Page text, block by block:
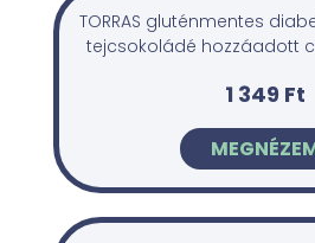
TORRAS gluténmentes
tejcsokoládé hozzáadott
1 349 Ft